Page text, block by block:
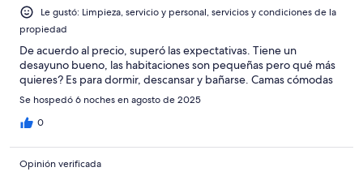
Le gustó: Limpieza, servicio y personal, servicios y condiciones de la
propiedad
De acuerdo al precio, superó las expectativas. Tiene un
desayuno bueno, las habitaciones son pequeñas pero qué más
quieres? Es para dormir, descansar y bañarse. Camas cómodas
Se hospedó 6 noches en agosto de 2025
0
Opinión verificada